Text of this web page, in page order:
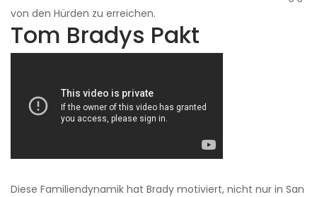
von den Hürden zu erreichen.
Tom Bradys Pakt
Diese Familiendynamik hat Brady motiviert, nicht nur in San